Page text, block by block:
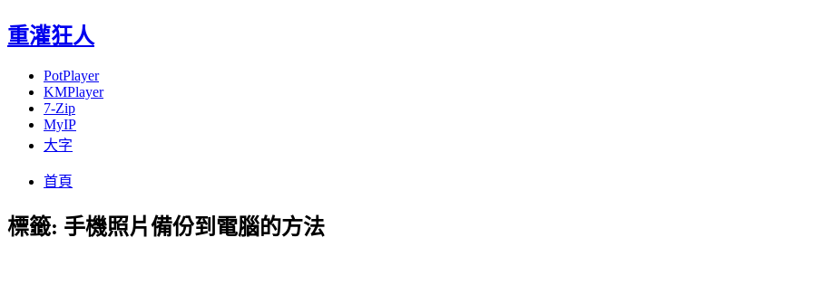
重灌狂人
PotPlayer
KMPlayer
7-Zip
MyIP
大字
首頁
標籤: 手機照片備份到電腦的方法